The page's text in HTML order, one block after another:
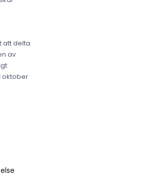
att delta
av
oktober